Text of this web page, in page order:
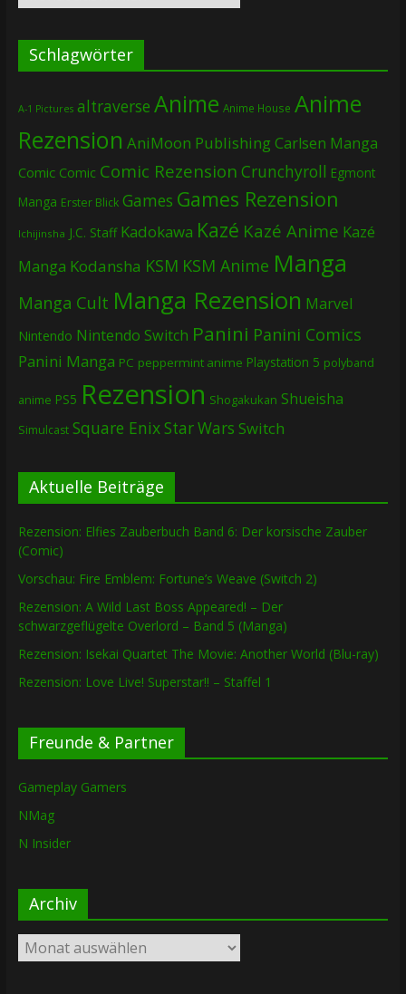
Schlagwörter
A-1 Pictures altraverse Anime Anime House Anime
Rezension AniMoon PublishingCarlsen Manga
Comic Comic Comic Rezension Crunchyroll Egmont
Manga Erster Blick Games Games Rezension
Ichijinsha J.C. Staff Kadokawa Kazé Kazé Anime Kazé
Manga Kodansha KSM KSM Anime Manga
Manga Cult Manga Rezension Marvel
Nintendo Nintendo Switch Panini Panini Comics
Panini Manga PC peppermint anime Playstation 5 polyband
anime PS5 Rezension Shogakukan Shueisha
Simulcast Square EnixStar Wars Switch
Aktuelle Beiträge
Rezension: Elfies Zauberbuch Band 6: Der korsische Zauber
(Comic)
Vorschau: Fire Emblem: Fortune’s Weave (Switch 2)
Rezension: A Wild Last Boss Appeared! – Der
schwarzgeflügelte Overlord – Band 5 (Manga)
Rezension: Isekai Quartet The Movie: Another World (Blu-ray)
Rezension: Love Live! Superstar!! – Staffel 1
Freunde & Partner
Gameplay Gamers
NMag
N Insider
Archiv
Archiv